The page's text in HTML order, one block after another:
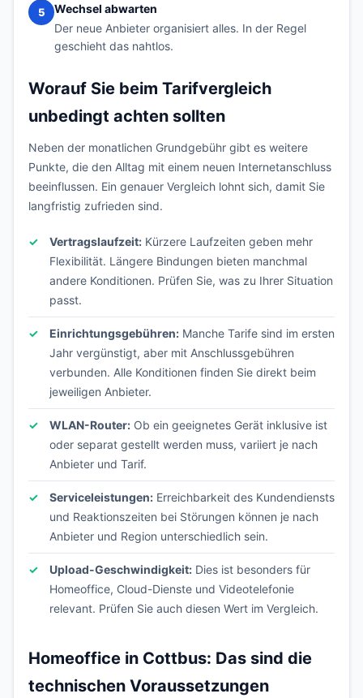
5
Wechsel abwarten
Der neue Anbieter organisiert alles. In der Regel
geschieht das nahtlos.
Worauf Sie beim Tarifvergleich
unbedingt achten sollten
Neben der monatlichen Grundgebühr gibt es weitere
Punkte, die den Alltag mit einem neuen Internetanschluss
beeinflussen. Ein genauer Vergleich lohnt sich, damit Sie
langfristig zufrieden sind.
Vertragslaufzeit: Kürzere Laufzeiten geben mehr
Flexibilität. Längere Bindungen bieten manchmal
andere Konditionen. Prüfen Sie, was zu Ihrer Situation
passt.
Einrichtungsgebühren: Manche Tarife sind im ersten
Jahr vergünstigt, aber mit Anschlussgebühren
verbunden. Alle Konditionen finden Sie direkt beim
jeweiligen Anbieter.
WLAN-Router: Ob ein geeignetes Gerät inklusive ist
oder separat gestellt werden muss, variiert je nach
Anbieter und Tarif.
Serviceleistungen: Erreichbarkeit des Kundendiensts
und Reaktionszeiten bei Störungen können je nach
Anbieter und Region unterschiedlich sein.
Upload-Geschwindigkeit: Dies ist besonders für
Homeoffice, Cloud-Dienste und Videotelefonie
relevant. Prüfen Sie auch diesen Wert im Vergleich.
Homeoffice in Cottbus: Das sind die
technischen Voraussetzungen